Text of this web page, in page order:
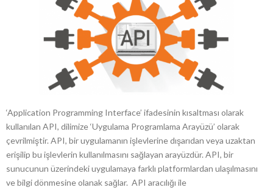
‘Application Programming Interface’ ifadesinin kısaltması olarak
kullanılan API, dilimize ‘Uygulama Programlama Arayüzü’ olarak
çevrilmiştir. API, bir uygulamanın işlevlerine dışarıdan veya uzaktan
erişilip bu işlevlerin kullanılmasını sağlayan arayüzdür. API, bir
sunucunun üzerindeki uygulamaya farklı platformlardan ulaşılmasını
ve bilgi dönmesine olanak sağlar. API aracılığı ile